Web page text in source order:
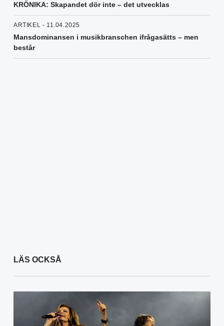
KRÖNIKA: Skapandet dör inte – det utvecklas
ARTIKEL - 11.04.2025
Mansdominansen i musikbranschen ifrågasätts – men
består
LÄS OCKSÅ